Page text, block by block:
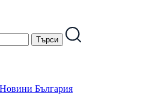
Новини България